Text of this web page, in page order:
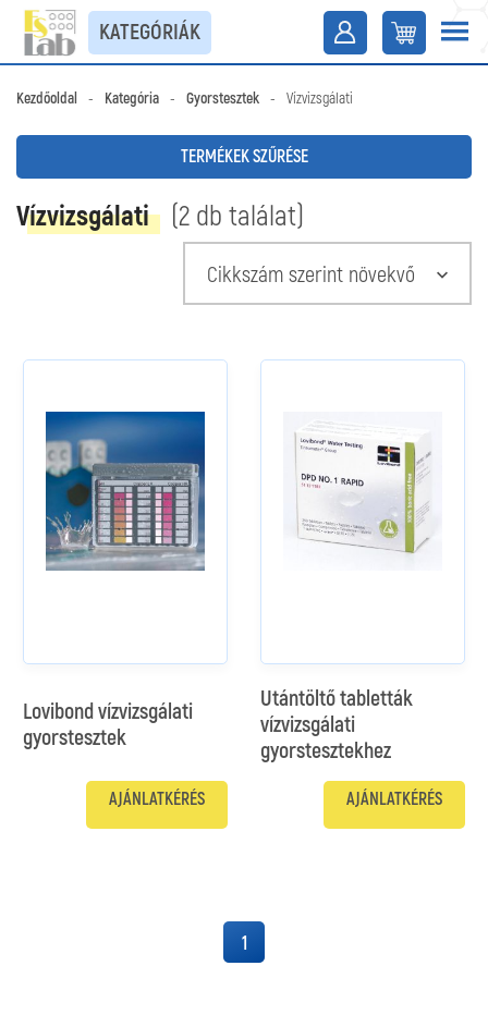
KATEGÓRIÁK
Kezdőoldal - Kategória - Gyorstesztek - Vízvizsgálati
TERMÉKEK SZŰRÉSE
Vízvizsgálati (2 db találat)
Cikkszám szerint növekvő
Lovibond vízvizsgálati
gyorstesztek
AJÁNLATKÉRÉS
Utántöltő tabletták
vízvizsgálati
gyorstesztekhez
AJÁNLATKÉRÉS
1